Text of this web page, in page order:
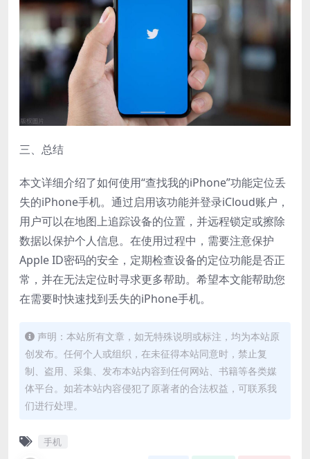
三、总结
本文详细介绍了如何使用“查找我的iPhone”功能定位丢
失的iPhone手机。通过启用该功能并登录iCloud账户，
用户可以在地图上追踪设备的位置，并远程锁定或擦除
数据以保护个人信息。在使用过程中，需要注意保护
Apple ID密码的安全，定期检查设备的定位功能是否正
常，并在无法定位时寻求更多帮助。希望本文能帮助您
在需要时快速找到丢失的iPhone手机。
声明：本站所有文章，如无特殊说明或标注，均为本站原
创发布。任何个人或组织，在未征得本站同意时，禁止复
制、盗用、采集、发布本站内容到任何网站、书籍等各类媒
体平台。如若本站内容侵犯了原著者的合法权益，可联系我
们进行处理。
手机